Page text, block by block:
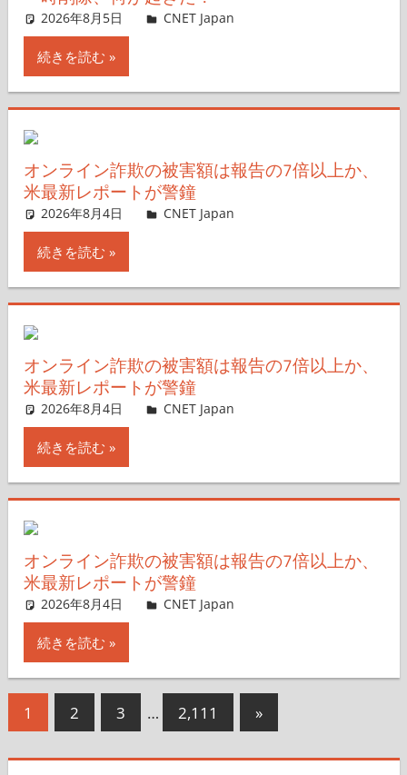
2026年8月5日 CNET Japan
続きを読む
オンライン詐欺の被害額は報告の7倍以上か、
米最新レポートが警鐘
2026年8月4日 CNET Japan
続きを読む
オンライン詐欺の被害額は報告の7倍以上か、
米最新レポートが警鐘
2026年8月4日 CNET Japan
続きを読む
オンライン詐欺の被害額は報告の7倍以上か、
米最新レポートが警鐘
2026年8月4日 CNET Japan
続きを読む
投
1 2 3 … 2,111
次
の
記
»